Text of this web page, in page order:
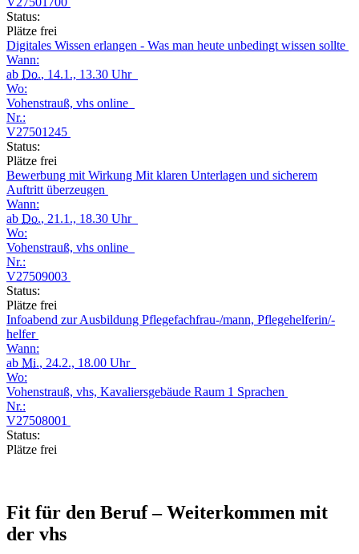
Status:
Plätze frei
Digitales Wissen erlangen - Was man heute unbedingt wissen sollte
Wann:
ab Do., 14.1., 13.30 Uhr
Wo:
Vohenstrauß, vhs online
Nr.:
V27501245
Status:
Plätze frei
Bewerbung mit Wirkung Mit klaren Unterlagen und sicherem
Auftritt überzeugen
Wann:
ab Do., 21.1., 18.30 Uhr
Wo:
Vohenstrauß, vhs online
Nr.:
V27509003
Status:
Plätze frei
Infoabend zur Ausbildung Pflegefachfrau-/mann, Pflegehelferin/-
helfer
Wann:
ab Mi., 24.2., 18.00 Uhr
Wo:
Vohenstrauß, vhs, Kavaliersgebäude Raum 1 Sprachen
Nr.:
V27508001
Status:
Plätze frei
Fit für den Beruf – Weiterkommen mit
der vhs